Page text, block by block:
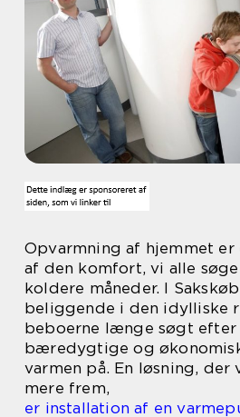
Opvarmning af hjemmet
af den komfort, vi alle
koldere måneder. I
beliggende i den idylliske
beboerne længe søgt efter
bæredygtige og
varmen på. En løsning, der
mere frem,
er installation af en